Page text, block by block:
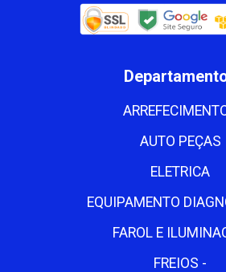
AUTO PEÇAS
ELETRICA
EQUIPAMENTO
FAROL E
FREIOS -